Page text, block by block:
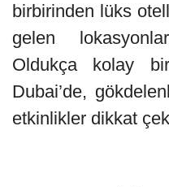
birbirinden lüks
gelen
Oldukça kolay
Dubai’de,
etkinlikler dikkat